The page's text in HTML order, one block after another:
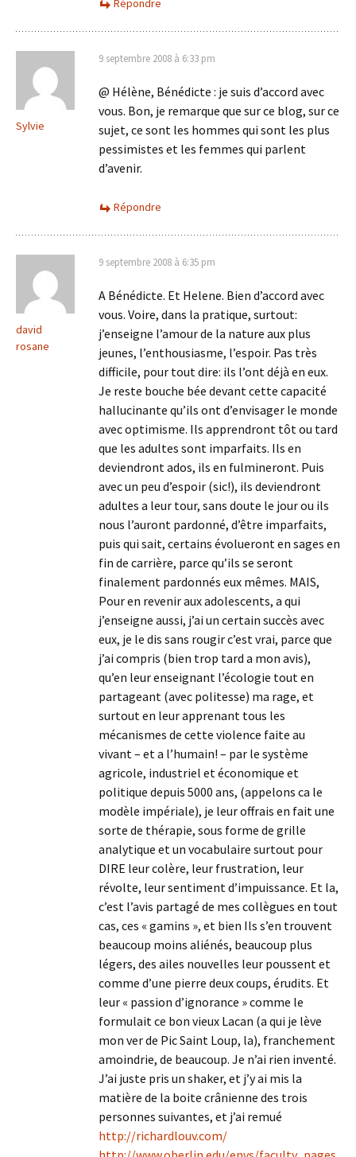
Répondre
Sylvie
9 septembre 2008 à 6:33 pm
@ Hélène, Bénédicte : je suis d’accord avec
vous. Bon, je remarque que sur ce blog, sur ce
sujet, ce sont les hommes qui sont les plus
pessimistes et les femmes qui parlent
d’avenir.
Répondre
david
rosane
9 septembre 2008 à 6:35 pm
A Bénédicte. Et Helene. Bien d’accord avec
vous. Voire, dans la pratique, surtout:
j’enseigne l’amour de la nature aux plus
jeunes, l’enthousiasme, l’espoir. Pas très
difficile, pour tout dire: ils l’ont déjà en eux.
Je reste bouche bée devant cette capacité
hallucinante qu’ils ont d’envisager le monde
avec optimisme. Ils apprendront tôt ou tard
que les adultes sont imparfaits. Ils en
deviendront ados, ils en fulmineront. Puis
avec un peu d’espoir (sic!), ils deviendront
adultes a leur tour, sans doute le jour ou ils
nous l’auront pardonné, d’être imparfaits,
puis qui sait, certains évolueront en sages en
fin de carrière, parce qu’ils se seront
finalement pardonnés eux mêmes. MAIS,
Pour en revenir aux adolescents, a qui
j’enseigne aussi, j’ai un certain succès avec
eux, je le dis sans rougir c’est vrai, parce que
j’ai compris (bien trop tard a mon avis),
qu’en leur enseignant l’écologie tout en
partageant (avec politesse) ma rage, et
surtout en leur apprenant tous les
mécanismes de cette violence faite au
vivant – et a l’humain! – par le système
agricole, industriel et économique et
politique depuis 5000 ans, (appelons ca le
modèle impériale), je leur offrais en fait une
sorte de thérapie, sous forme de grille
analytique et un vocabulaire surtout pour
DIRE leur colère, leur frustration, leur
révolte, leur sentiment d’impuissance. Et la,
c’est l’avis partagé de mes collègues en tout
cas, ces « gamins », et bien Ils s’en trouvent
beaucoup moins aliénés, beaucoup plus
légers, des ailes nouvelles leur poussent et
comme d’une pierre deux coups, érudits. Et
leur « passion d’ignorance » comme le
formulait ce bon vieux Lacan (a qui je lève
mon ver de Pic Saint Loup, la), franchement
amoindrie, de beaucoup. Je n’ai rien inventé.
J’ai juste pris un shaker, et j’y ai mis la
matière de la boite crânienne des trois
personnes suivantes, et j’ai remué
http://richardlouv.com/